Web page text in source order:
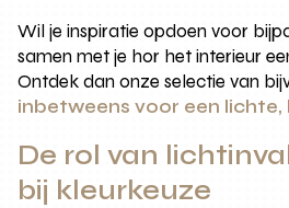
Wil je inspiratie opdoen voor
samen met je hor het interieur
Ontdek dan onze selectie van
inbetweens voor een
De rol van
bij kleurkeuze